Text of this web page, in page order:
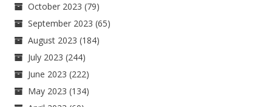
October 2023 (79)
September 2023 (65)
August 2023 (184)
July 2023 (244)
June 2023 (222)
May 2023 (134)